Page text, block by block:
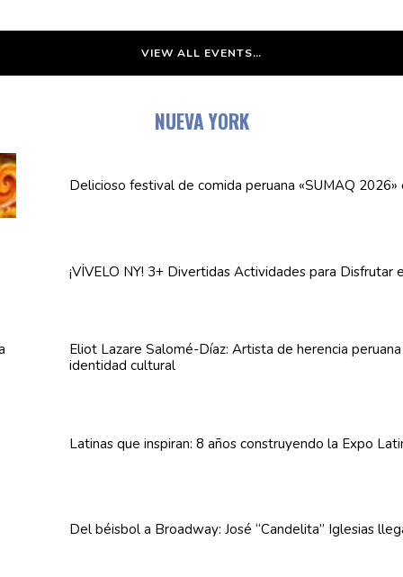
VIEW ALL EVENTS…
NUEVA YORK
Delicioso festival de comida peruana «SUMAQ
¡VÍVELO NY! 3+ Divertidas Actividadespara Disfrutar
Eliot Lazare Salomé-Díaz: Artista de herencia
identidad cultural
Latinas que inspiran: 8 años construyendo la Expo
Del béisbol a Broadway: José “Candelita” Iglesias